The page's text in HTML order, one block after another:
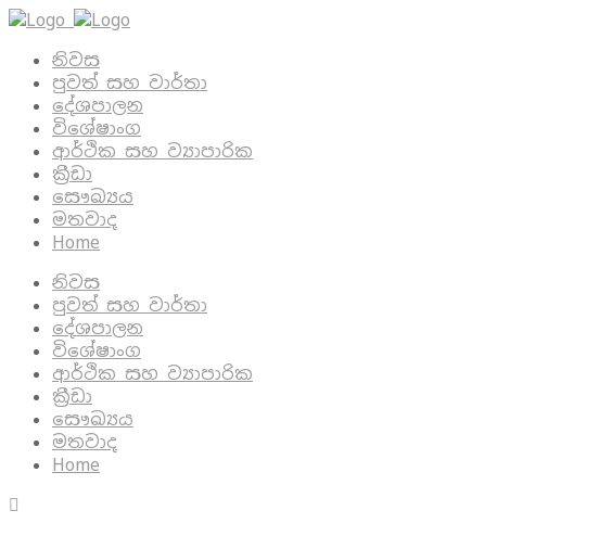
නිවස
පුවත් සහ වාර්තා
දේශපාලන
විශේෂාංග
ආර්ථික සහ ව්‍යාපාරික
ක්‍රීඩා
සෞඛ්‍යය
මතවාද
Home
නිවස
පුවත් සහ වාර්තා
දේශපාලන
විශේෂාංග
ආර්ථික සහ ව්‍යාපාරික
ක්‍රීඩා
සෞඛ්‍යය
මතවාද
Home